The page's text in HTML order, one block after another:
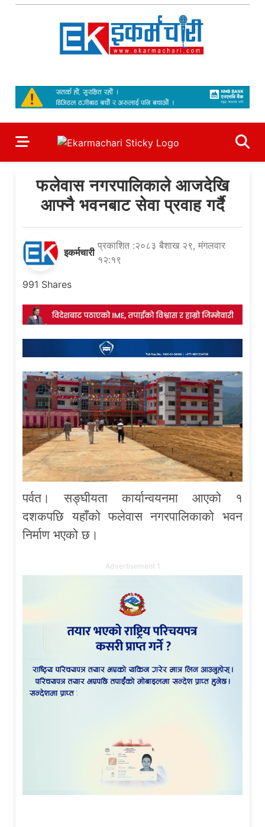
Skip
फलेवास नगरपालिकाले आजदेखि
आफ्नै भवनबाट सेवा प्रवाह गर्दै
इकर्मचारी
प्रकाशित :२०८३ बैशाख २९, मंगलवार
१२:१९
991 Shares
पर्वत। सङ्घीयता कार्यान्वयनमा आएको १
दशकपछि यहाँको फलेवास नगरपालिकाको भवन
निर्माण भएको छ।
Advertisement 1